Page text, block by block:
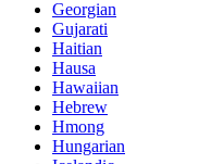
Georgian
Gujarati
Haitian
Hausa
Hawaiian
Hebrew
Hmong
Hungarian